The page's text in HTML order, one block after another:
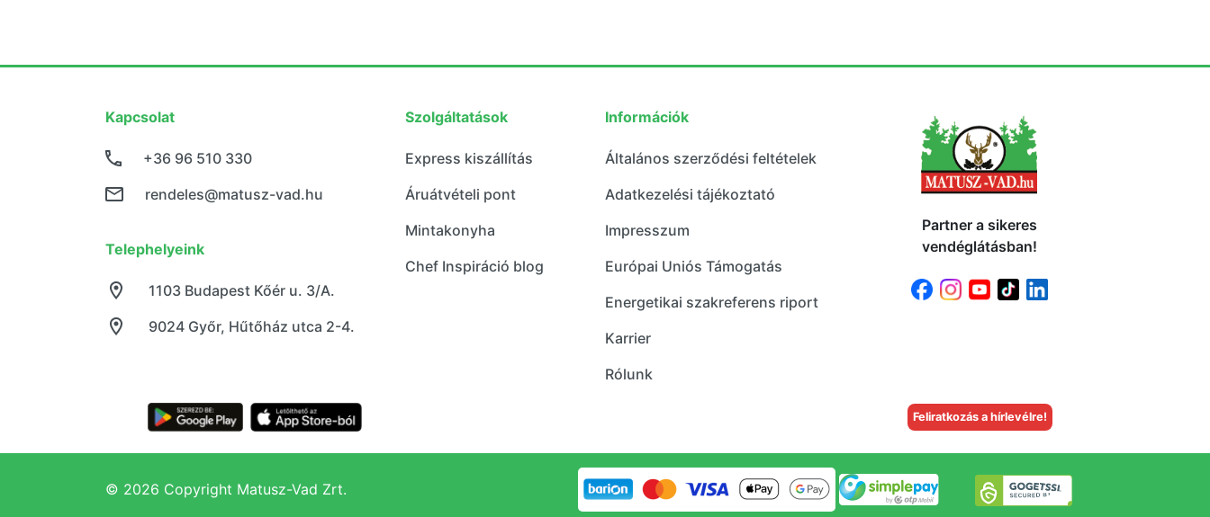
Kapcsolat
+36 96 510 330
rendeles@matusz-vad.hu
Telephelyeink
9024 Győr, Hűtőház utca 2-4.
1103 Budapest Kőér u. 3/A.
Szolgáltatások
Express kiszállítás
Áruátvételi pont
Mintakonyha
Chef Inspiráció blog
Információk
Általános szerződési feltételek
Adatkezelési tájékoztató
Impresszum
Európai Uniós Támogatás
Energetikai szakreferens riport
Karrier
Rólunk
Partner a sikeres
vendéglátásban!
Feliratkozás a hírlevélre!
© 2026 Copyright Matusz-Vad Zrt.